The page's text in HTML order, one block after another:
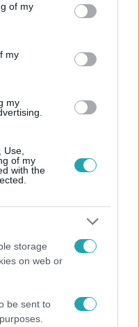
You may click to
its third-party tags to
in below Google
of my
my
my
of my
with the
storage
on web or
be sent to